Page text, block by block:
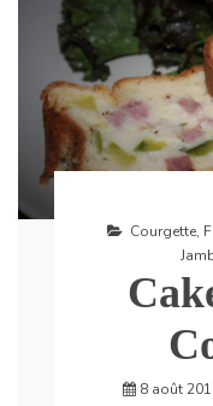
Courgette,
8 août